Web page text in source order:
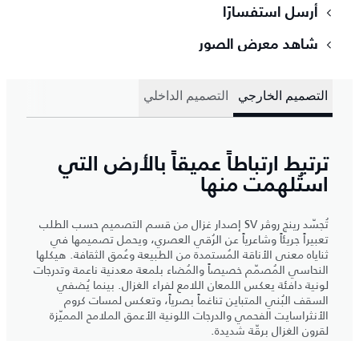
أرسل استفسارًا
شاهد معرض الصور
التصميم الخارجي التصميم الداخلي
ترتبط ارتباطاً عميقاً بالأرض التي
استُلهمت منها
تُجسّد رينج روڤر SV إصدار غزال من قسم التصميم حسب الطلب
تعبيراً جريئاً وشاعرياً عن الرُقي العصري، ويحمل تصميمها في
ثناياه معنى الأناقة المُستمدة من الطبيعة وعُمق الثقافة. هيكلها
النحاسي المُصمّم خصيصاً والمُضاء بلمعة معدنية ناعمة وتدرجات
لونية دافئة يعكس اللمعان اللامع لفراء الغزال. بينما يُضفي
السقف البُني المتباين تناغماً بصرياً، وتعكس لمسات كروم
الأنثراسايت الفحمي والدرجات اللونية الأعمق الملامح المميّزة
لقرون الغزال برقّة شديدة.